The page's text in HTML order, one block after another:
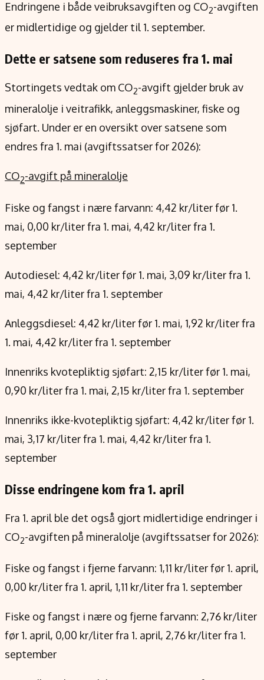
Endringene i både veibruksavgiften og CO2-avgiften
er midlertidige og gjelder til 1. september.
Dette er satsene som reduseres fra 1. mai
Stortingets vedtak om CO2-avgift gjelder bruk av
mineralolje i veitrafikk, anleggsmaskiner, fiske og
sjøfart. Under er en oversikt over satsene som
endres fra 1. mai (avgiftssatser for 2026):
CO2-avgift på mineralolje
Fiske og fangst i nære farvann: 4,42 kr/liter før 1.
mai, 0,00 kr/liter fra 1. mai, 4,42 kr/liter fra 1.
september
Autodiesel: 4,42 kr/liter før 1. mai, 3,09 kr/liter fra 1.
mai, 4,42 kr/liter fra 1. september
Anleggsdiesel: 4,42 kr/liter før 1. mai, 1,92 kr/liter fra
1. mai, 4,42 kr/liter fra 1. september
Innenriks kvotepliktig sjøfart: 2,15 kr/liter før 1. mai,
0,90 kr/liter fra 1. mai, 2,15 kr/liter fra 1. september
Innenriks ikke-kvotepliktig sjøfart: 4,42 kr/liter før 1.
mai, 3,17 kr/liter fra 1. mai, 4,42 kr/liter fra 1.
september
Disse endringene kom fra 1. april
Fra 1. april ble det også gjort midlertidige endringer i
CO2-avgiften på mineralolje (avgiftssatser for 2026):
Fiske og fangst i fjerne farvann: 1,11 kr/liter før 1. april,
0,00 kr/liter fra 1. april, 1,11 kr/liter fra 1. september
Fiske og fangst i nære og fjerne farvann: 2,76 kr/liter
før 1. april, 0,00 kr/liter fra 1. april, 2,76 kr/liter fra 1.
september